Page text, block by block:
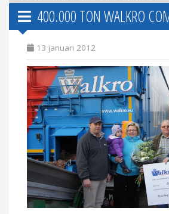
400.000 TON WALKRO
13 januari 2012